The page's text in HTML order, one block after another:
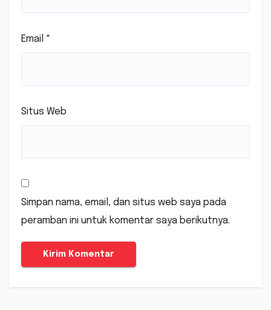
Email *
Situs Web
Simpan nama, email, dan situs web saya pada
peramban ini untuk komentar saya berikutnya.